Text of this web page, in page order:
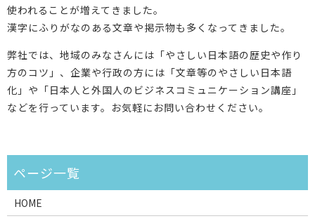
使われることが増えてきました。
漢字にふりがなのある文章や掲示物も多くなってきました。
弊社では、地域のみなさんには「やさしい日本語の歴史や作り
方のコツ」、企業や行政の方には「文章等のやさしい日本語
化」や「日本人と外国人のビジネスコミュニケーション講座」
などを行っています。お気軽にお問い合わせください。
HOME